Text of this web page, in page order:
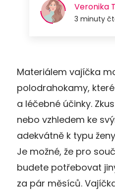
Materiálem vajíčka
polodrahokamy,
a léčebné účinky.
nebo vzhledem ke
adekvátně k typu
Je možné, že pro
budete potřebovat
za pár měsíců.